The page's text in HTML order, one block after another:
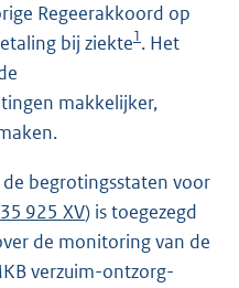
Regeerakkoord op
bij ziekte1. Het
makkelijker,
begrotingsstaten voor
35 925 XV) is toegezegd
de monitoring van de
verzuim-ontzorg-